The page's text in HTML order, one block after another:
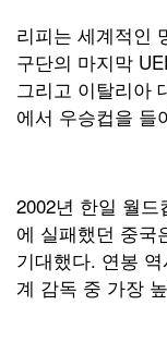
리피는 세계적인
구단의 마지막
그리고 이탈리아
에서 우승컵을 들
2002년 한일 월
에 실패했던 중국
기대했다. 연봉
계 감독 중 가장